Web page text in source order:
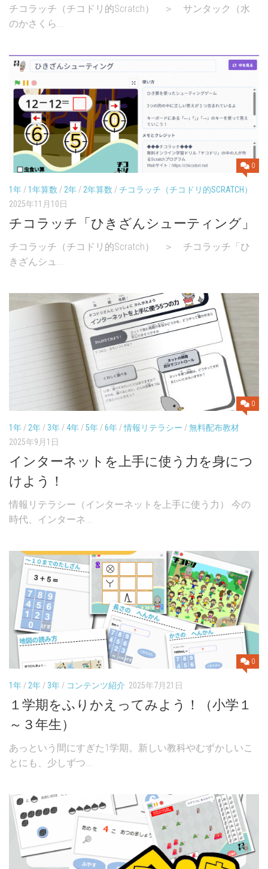
チコラッチ（チコドリ的Scratch） ＞ サンタック（水
のかさくら...
0
1年 / 1年算数 / 2年 / 2年算数 /チコラッチ（チコドリ的SCRATCH）
2025年11月10日
チコラッチ「ひきざんシューティング」
チコラッチ（チコドリ的Scratch） ＞ チコラッチ「ひ
きざんシュ...
0
1年 / 2年 / 3年 /4年 /5年 /6年 /情報リテラシー /無料配布教材
2025年9月1日
インターネットを上手に使う力を身につ
けよう！
情報リテラシー（インターネットを上手に使う力） 今の
時代、インターネ...
0
1年 / 2年 / 3年 / コンテンツ紹介 2025年7月21日
１学期をふりかえってみよう！（小学１
～３年生）
あっという間にすぎた1学期。新しい教科やむずかしいこ
とにも、少しずつ...